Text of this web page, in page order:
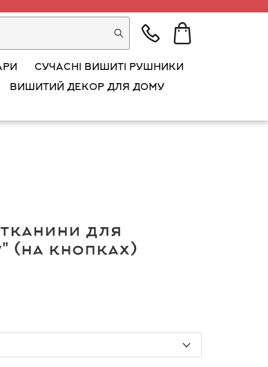
СУЧАСНІ ВИШИТІ РУШНИКИ
ВИШИТИЙ ДЕКОР ДЛЯ ДОМУ
для
(на кнопках)